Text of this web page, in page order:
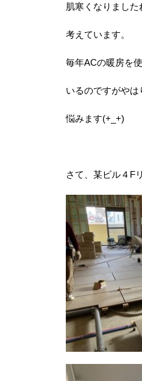
肌寒くなりまし
考えています。
毎年ACの暖房を
いるのですがや
悩みます(+_+)
さて、某ビル４F